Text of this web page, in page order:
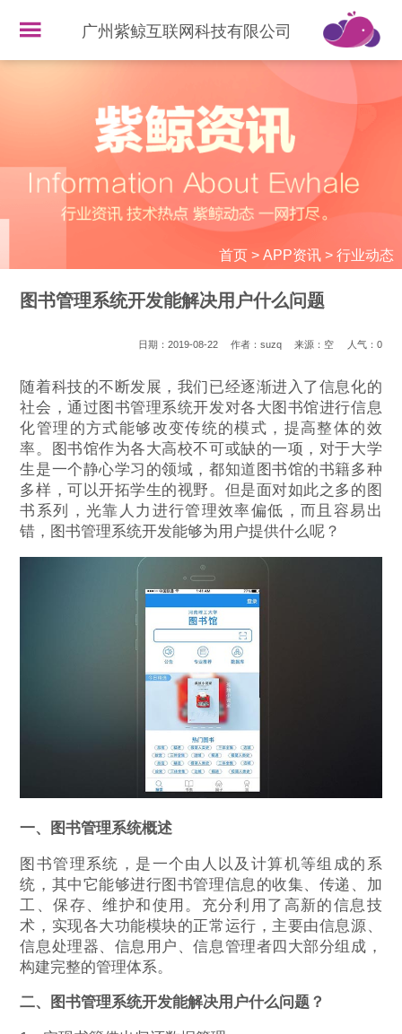
广州紫鲸互联网科技有限公司
首页> APP资讯> 行业动态
图书管理系统开发能解决用户什么问题
日期：2019-08-22 作者：suzq 来源：空 人气： 0
随着科技的不断发展，我们已经逐渐进入了信息化的
社会，通过图书管理系统开发对各大图书馆进行信息
化管理的方式能够改变传统的模式，提高整体的效
率。图书馆作为各大高校不可或缺的一项，对于大学
生是一个静心学习的领域，都知道图书馆的书籍多种
多样，可以开拓学生的视野。但是面对如此之多的图
书系列，光靠人力进行管理效率偏低，而且容易出
错，图书管理系统开发能够为用户提供什么呢？
一、图书管理系统概述
图书管理系统，是一个由人以及计算机等组成的系
统，其中它能够进行图书管理信息的收集、传递、加
工、保存、维护和使用。充分利用了高新的信息技
术，实现各大功能模块的正常运行，主要由信息源、
信息处理器、信息用户、信息管理者四大部分组成，
构建完整的管理体系。
二、 图书管理系统开发能解决用户什么问题？